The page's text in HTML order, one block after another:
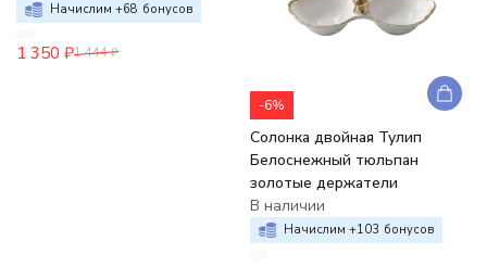
Начислим +68 бонусов
1 350 ₽1 444 ₽
-6%
Солонка двойная Тулип
Белоснежный тюльпан
золотые держатели
В наличии
Начислим +103 бонусов